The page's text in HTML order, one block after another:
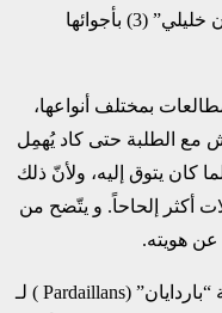
حلقة من سلسلة نجيب محفوظ في “خان خليلي” (3) بأجوائها
بمختلف أنواعها،
مع الطلبة حتى كاد يُهمِل
كان يتوق إليه، ولأنّ ذلك
أكثر إلحاحاً. و يتّضح من
هويته.‏
كان بن نبي كثير المطالعة، إذ قرأ سلسلة “باردايان” (‏Pardaillans‏ ) لـ